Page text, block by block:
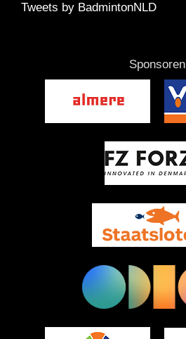
Tweets by BadmintonNLD
Sponsoren